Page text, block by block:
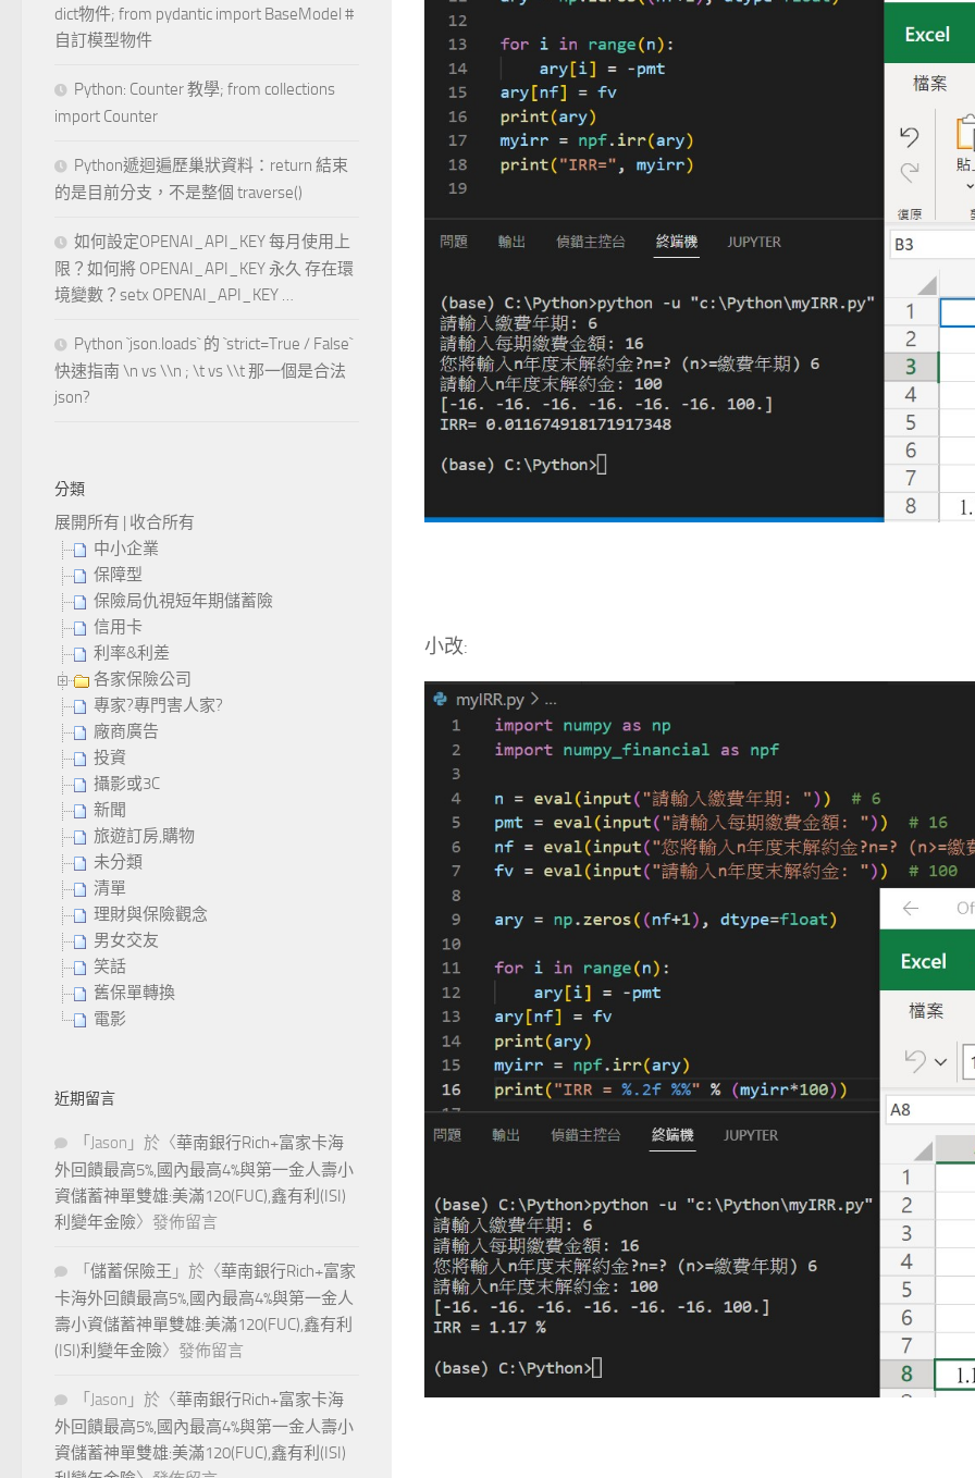
小改:
dict物件; from pydantic import BaseModel #
自訂模型物件
Python: Counter 教學; from collections
import Counter
Python遞迴遍歷巢狀資料：return 結束
的是目前分支，不是整個 traverse()
如何設定OPENAI_API_KEY 每月使用上
限？如何將 OPENAI_API_KEY 永久 存在環
境變數？setx OPENAI_API_KEY …
Python `json.loads` 的 `strict=True / False`
快速指南 \n vs \\n ; \t vs \\t 那一個是合法
json?
分類
展開所有 | 收合所有
中小企業
保障型
保險局仇視短年期儲蓄險
信用卡
利率&利差
各家保險公司
專家?專門害人家?
廠商廣告
投資
攝影或3C
新聞
旅遊訂房,購物
未分類
清單
理財與保險觀念
男女交友
笑話
舊保單轉換
電影
近期留言
「 Jason 」於〈華南銀行Rich+富家卡海
外回饋最高5%,國內最高4%與第一金人壽小
資儲蓄神單雙雄:美滿120(FUC),鑫有利(ISI)
利變年金險〉發佈留言
「 儲蓄保險王 」於〈華南銀行Rich+富家
卡海外回饋最高5%,國內最高4%與第一金人
壽小資儲蓄神單雙雄:美滿120(FUC),鑫有利
(ISI)利變年金險〉發佈留言
「 Jason 」於〈華南銀行Rich+富家卡海
外回饋最高5%,國內最高4%與第一金人壽小
資儲蓄神單雙雄:美滿120(FUC),鑫有利(ISI)